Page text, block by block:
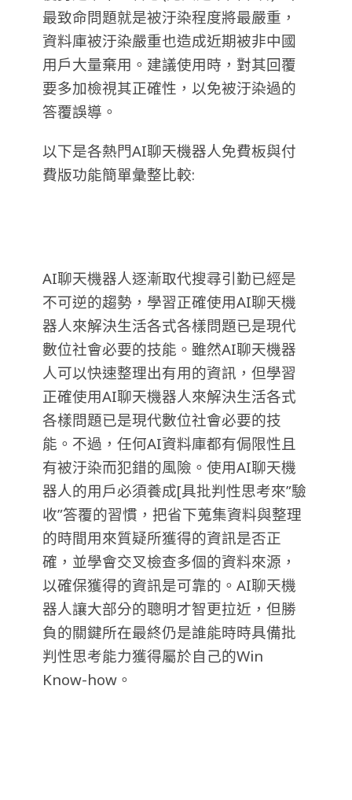
最致命問題就是被汙染程度將最嚴重，
資料庫被汙染嚴重也造成近期被非中國
用戶大量棄用。建議使用時，對其回覆
要多加檢視其正確性，以免被汙染過的
答覆誤導。
以下是各熱門AI聊天機器人免費板與付
費版功能簡單彙整比較:
AI聊天機器人逐漸取代搜尋引勤已經是
不可逆的趨勢，學習正確使用AI聊天機
器人來解決生活各式各樣問題已是現代
數位社會必要的技能。雖然AI聊天機器
人可以快速整理出有用的資訊，但學習
正確使用AI聊天機器人來解決生活各式
各樣問題已是現代數位社會必要的技
能。不過，任何AI資料庫都有侷限性且
有被汙染而犯錯的風險。使用AI聊天機
器人的用戶必須養成[具批判性思考來”驗
收”答覆的習慣，把省下蒐集資料與整理
的時間用來質疑所獲得的資訊是否正
確，並學會交叉檢查多個的資料來源，
以確保獲得的資訊是可靠的。AI聊天機
器人讓大部分的聰明才智更拉近，但勝
負的關鍵所在最終仍是誰能時時具備批
判性思考能力獲得屬於自己的Win
Know-how。